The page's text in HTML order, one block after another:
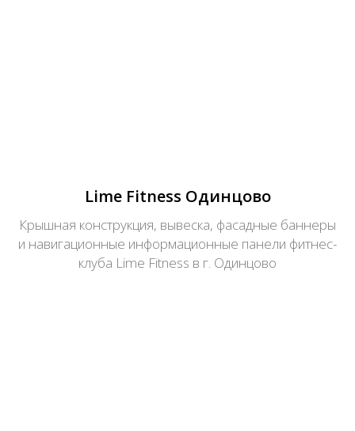
Lime Fitness Одинцово
Крышная конструкция, вывеска, фасадные баннеры
и навигационные информационные панели фитнес-
клуба Lime Fitness в г. Одинцово